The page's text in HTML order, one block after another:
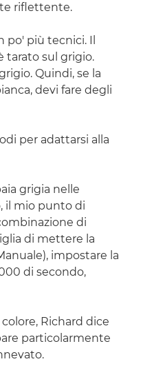
riflettente.
po' più tecnici. Il
tarato sul grigio.
Quindi, se la
devi fare degli
per adattarsi alla
grigia nelle
il mio punto di
di
di mettere la
impostare la
di secondo,
Richard dice
particolarmente